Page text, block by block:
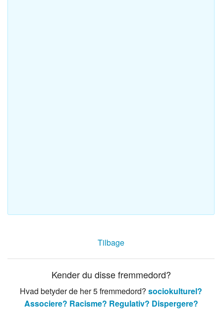
Tilbage
Kender du disse fremmedord?
Hvad betyder de her 5 fremmedord? sociokulturel?
Associere? Racisme? Regulativ? Dispergere?